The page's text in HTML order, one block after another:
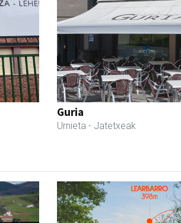
Guria
Urnieta - Jatetxeak